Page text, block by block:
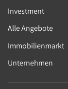
Neubau,
an.
Investment
Alle Angebote
Immobilienmarkt
Unternehmen